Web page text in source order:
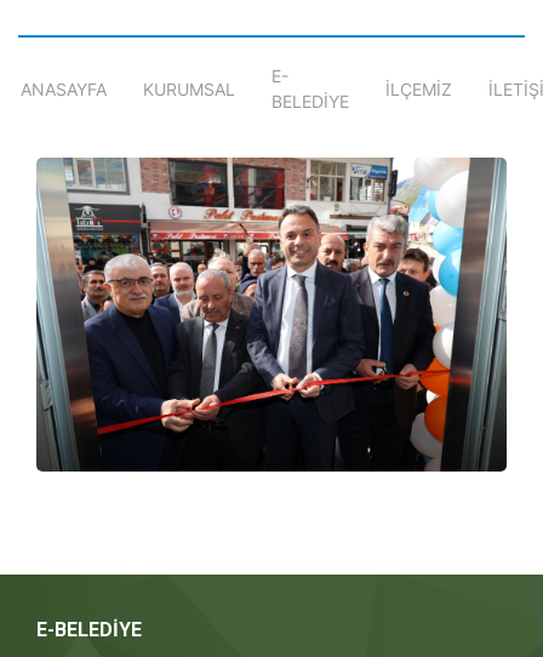
ANASAYFA KURUMSAL
E-
BELEDİYE
İLÇEMİZ
E-BELEDİYE